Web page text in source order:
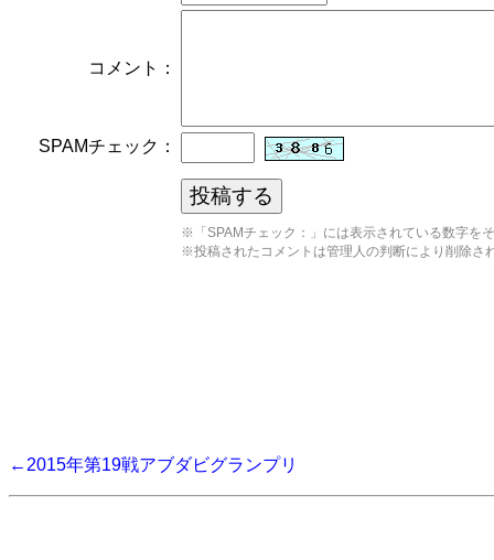
コメント：
SPAMチェック：
※「SPAMチェック：」には表示されている数字を
※投稿されたコメントは管理人の判断により削除さ
←2015年第19戦アブダビグランプリ